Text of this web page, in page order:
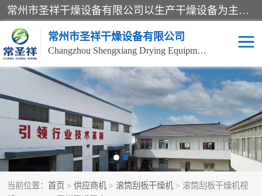
常州市圣祥干燥设备有限公司以生产干燥设备为主导产品，提供：干燥设备、干燥机、混合机、气流干燥机、烘箱、热风循环烘箱、沸腾干燥机、烘干机、喷雾干燥机等产品的生产、制造与销售服务。
常州市圣祥干燥设备有限公司
Changzhou Shengxiang Drying Equipment Co. , Ltd.
当前位置： 首页 > 供应商机 > 滚筒刮板干燥机 > 滚筒刮板干燥机视
单锥真空干燥机 双锥真空干燥机
气流干燥机 滚筒刮板干燥机
干燥机 闪蒸干燥机
桨叶干燥机 高速混合机